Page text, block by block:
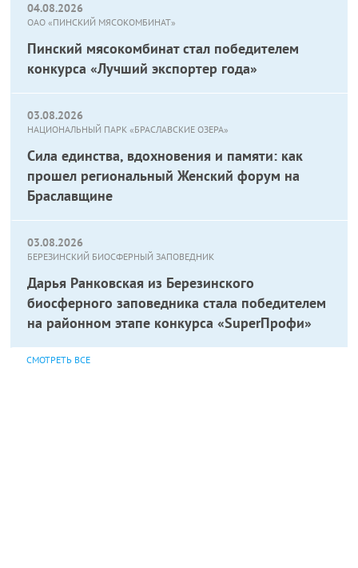
04.08.2026
ОАО «ПИНСКИЙ МЯСОКОМБИНАТ»
Пинский мясокомбинат стал победителем
конкурса «Лучший экспортер года»
03.08.2026
НАЦИОНАЛЬНЫЙ ПАРК «БРАСЛАВСКИЕ ОЗЕРА»
Сила единства, вдохновения и памяти: как
прошел региональный Женский форум на
Браславщине
03.08.2026
БЕРЕЗИНСКИЙ БИОСФЕРНЫЙ ЗАПОВЕДНИК
Дарья Ранковская из Березинского
биосферного заповедника стала победителем
на районном этапе конкурса «SuperПрофи»
СМОТРЕТЬ ВСЕ